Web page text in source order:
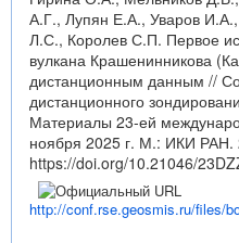
А.Г., Лупян Е.А., Уваров
Л.С., Королев С.П. Первое
вулкана Крашенинникова
дистанционным данным //
дистанционного
Материалы 23-ей
ноября 2025 г. М.: ИКИ РАН.
https://doi.org/10.21046/
http://conf.rse.geosmis.ru/files/